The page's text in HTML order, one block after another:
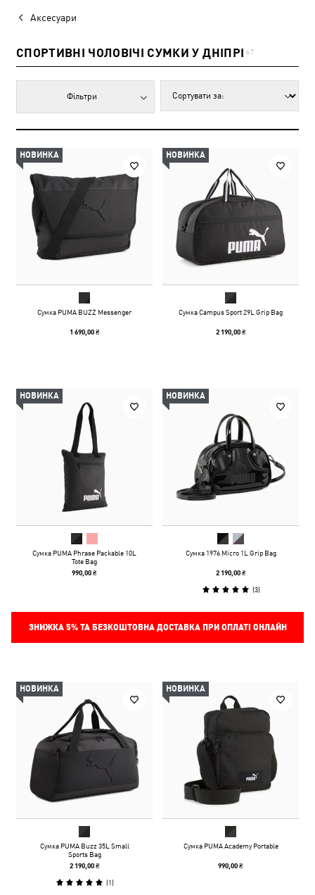
Аксесуари
СПОРТИВНІ ЧОЛОВІЧІ СУМКИ У ДНІПРІ 67
Фільтри
НОВИНКА
Сумка PUMA BUZZ Messenger
1 690,00 ₴
НОВИНКА
Сумка Campus Sport 29L Grip Bag
2 190,00 ₴
НОВИНКА
Сумка PUMA Phrase Packable 10L
Tote Bag
990,00 ₴
НОВИНКА
Сумка 1976 Micro 1L Grip Bag
2 190,00 ₴
(3)
ЗНИЖКА 5%ТА БЕЗКОШТОВНА ДОСТАВКА ПРИ ОПЛАТІ ОНЛАЙН
НОВИНКА
Сумка PUMA Buzz 35L Small
Sports Bag
2 190,00 ₴
(1)
НОВИНКА
Сумка PUMA Academy Portable
990,00 ₴